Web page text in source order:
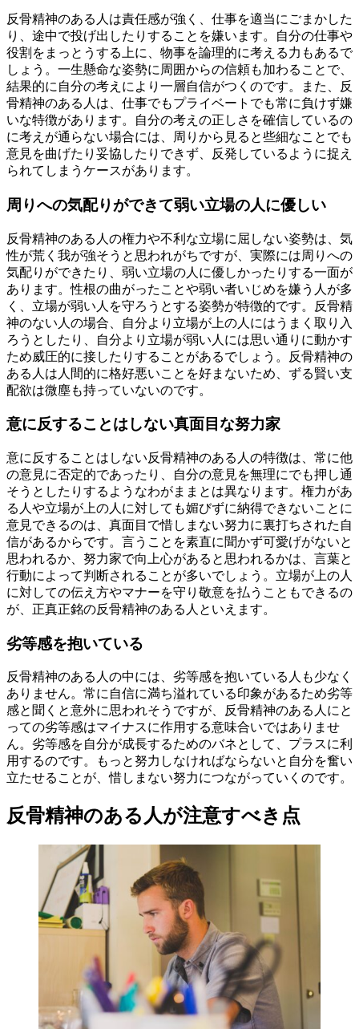
反骨精神のある人は責任感が強く、仕事を適当にごまかした
り、途中で投げ出したりすることを嫌います。自分の仕事や
役割をまっとうする上に、物事を論理的に考える力もあるで
しょう。一生懸命な姿勢に周囲からの信頼も加わることで、
結果的に自分の考えにより一層自信がつくのです。また、反
骨精神のある人は、仕事でもプライベートでも常に負けず嫌
いな特徴があります。自分の考えの正しさを確信しているの
に考えが通らない場合には、周りから見ると些細なことでも
意見を曲げたり妥協したりできず、反発しているように捉え
られてしまうケースがあります。
周りへの気配りができて弱い立場の人に優しい
反骨精神のある人の権力や不利な立場に屈しない姿勢は、気
性が荒く我が強そうと思われがちですが、実際には周りへの
気配りができたり、弱い立場の人に優しかったりする一面が
あります。性根の曲がったことや弱い者いじめを嫌う人が多
く、立場が弱い人を守ろうとする姿勢が特徴的です。反骨精
神のない人の場合、自分より立場が上の人にはうまく取り入
ろうとしたり、自分より立場が弱い人には思い通りに動かす
ため威圧的に接したりすることがあるでしょう。反骨精神の
ある人は人間的に格好悪いことを好まないため、ずる賢い支
配欲は微塵も持っていないのです。
意に反することはしない真面目な努力家
意に反することはしない反骨精神のある人の特徴は、常に他
の意見に否定的であったり、自分の意見を無理にでも押し通
そうとしたりするようなわがままとは異なります。権力があ
る人や立場が上の人に対しても媚びずに納得できないことに
意見できるのは、真面目で惜しまない努力に裏打ちされた自
信があるからです。言うことを素直に聞かず可愛げがないと
思われるか、努力家で向上心があると思われるかは、言葉と
行動によって判断されることが多いでしょう。立場が上の人
に対しての伝え方やマナーを守り敬意を払うこともできるの
が、正真正銘の反骨精神のある人といえます。
劣等感を抱いている
反骨精神のある人の中には、劣等感を抱いている人も少なく
ありません。常に自信に満ち溢れている印象があるため劣等
感と聞くと意外に思われそうですが、反骨精神のある人にと
っての劣等感はマイナスに作用する意味合いではありませ
ん。劣等感を自分が成長するためのバネとして、プラスに利
用するのです。もっと努力しなければならないと自分を奮い
立たせることが、惜しまない努力につながっていくのです。
反骨精神のある人が注意すべき点